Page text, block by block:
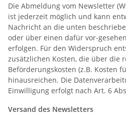
Die Abmeldung vom Newsletter
ist jederzeit möglich und kann
Nachricht an die unten
oder über einen dafür vor-
erfolgen. Für den Widerspruch
zusätzlichen Kosten, die über die
Beförderungskosten (z.B. Kosten
hinausreichen. Die
Einwilligung erfolgt nach Art. 6
Versand des Newsletters